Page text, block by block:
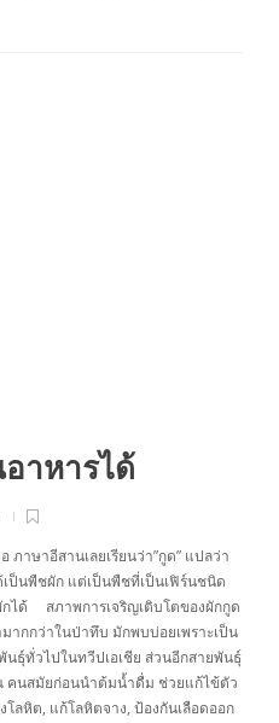
าหารได้
าษาอีสานเลยเรียนว่า”กูด” แปลว่า
ป็นพืชผัก แต่เป็นพืชที่เป็นเฟิร์นชนิด
ได้ สภาพการเจริญเติบโตของผักกูด
กกว่าในป่าทึบ มักพบบ่อยเพราะเป็น
ธุ์ทั่วไปในทวีปเอเชีย ส่วนอีกสายพันธุ์
คนสมัยก่อนนำต้มน้ำดื่ม ช่วยแก้ไข้ตัว
โลหิต, แก้โลหิตจาง, ป้องกันเลือดออก